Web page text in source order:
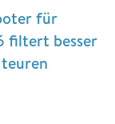
für
filtert besser